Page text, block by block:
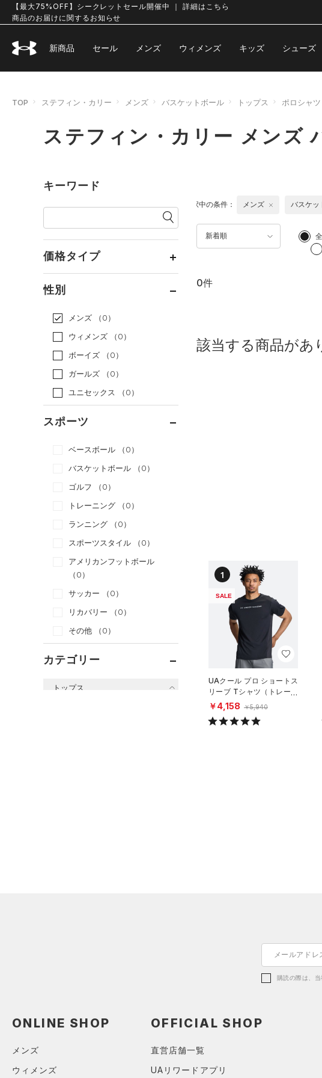
【最大75%OFF】シークレットセール開催中 ｜ 詳細はこちら
商品のお届けに関するお知らせ
新商品 セール メンズ ウィメンズ キッズ シューズ
TOP ステフィン・カリー メンズ バスケットボール トップス ポロシャツ
ステフィン・カリー メンズ
キーワード
価格タイプ
性別
メンズ
（0）
ウィメンズ
（0）
ボーイズ
（0）
ガールズ
（0）
ユニセックス
（0）
スポーツ
ベースボール
（0）
バスケットボール
（0）
ゴルフ
（0）
トレーニング
（0）
ランニング
（0）
スポーツスタイル
（0）
アメリカンフットボール
（0）
サッカー
（0）
リカバリー
（0）
その他
（0）
カテゴリー
トップス
すべてのボトムス
アクセサリー
サイズ
新着順
選択中の条件： メンズ バスケッ
0件
該当する商品があ
1
SALE
UAクール プロ ショートス
リーブ Tシャツ（トレーニ
ング/MEN）
￥4,158 ￥5,940
購読の際は、
ONLINE SHOP
メンズ
ウィメンズ
OFFICIAL SHOP
直営店舗一覧
UAリワードアプリ